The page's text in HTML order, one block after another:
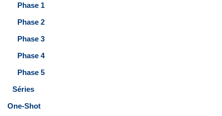
Phase 1
Phase 2
Phase 3
Phase 4
Phase 5
Séries
One-Shot